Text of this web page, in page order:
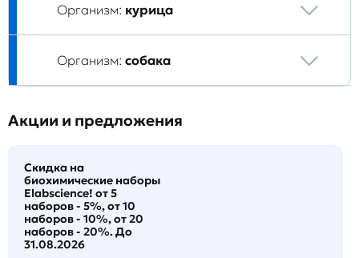
Организм: курица
Организм: собака
Акции и предложения
Скидка на
биохимические наборы
Elabscience! от 5
наборов - 5%, от 10
наборов - 10%, от 20
наборов - 20%. До
31.08.2026